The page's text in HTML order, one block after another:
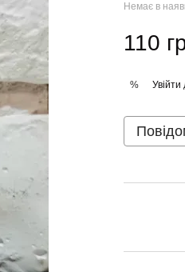
Немає в
110
% Увійти